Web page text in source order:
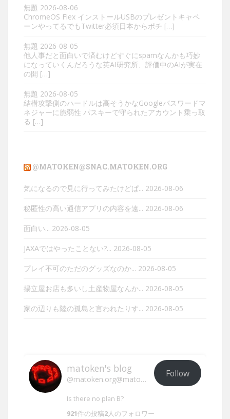
無題 2026-08-06
ChromeOS Flex インストールUSBのプレゼントキャペ
ーンやってるでもTwitter必須日本からポチ […]
無題 2026-08-05
他人事だと面白いで済むけどすぐにspamなんかも巧妙
になっていくんだろうな英AI研究所、評価中のAIが実在
の開 […]
無題 2026-08-05
結構攻撃側のハードルは高そうかなGoogleパスワードマ
ネジャーに脆弱性 パスキーで守られたアカウント乗っ取
る […]
@MATOKEN@SNAC.MATOKEN.ORG
気になるので見に行ってみたけどぱ... 2026-08-06
秘匿性の高い通信アプリの内容を遠... 2026-08-06
面白い... 2026-08-05
JAXAではやったことない?... 2026-08-05
プレイ不可のただのグッズなのか... 2026-08-05
揚立屋お店も多いし土産物屋なんか... 2026-08-05
家の辺りも陸の孤島と言われたりす... 2026-08-05
matoken's blog
@matoken.org@matoken.org
Follow
Is there no plan B?
921件の投稿2人のフォロワー